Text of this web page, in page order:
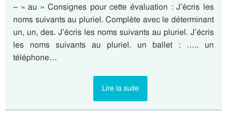
– « au » Consignes pour cette évaluation : J’écris les
noms suivants au pluriel. Complète avec le déterminant
un, un, des. J’écris les noms suivants au pluriel. J’écris
les noms suivants au pluriel. un ballet : ….. un
téléphone…
Lire la suite